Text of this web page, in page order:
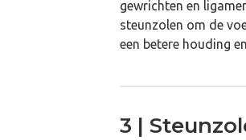
gewrichten en
steunzolen om de
een betere houding
3 |